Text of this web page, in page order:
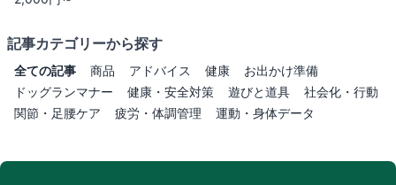
記事カテゴリーから探す
全ての記事 商品 アドバイス 健康
お出かけ準備
ドッグランマナー
健康・安全対策 遊びと道具
社会化・行動
関節・足腰ケア
疲労・体調管理 運動・身体データ